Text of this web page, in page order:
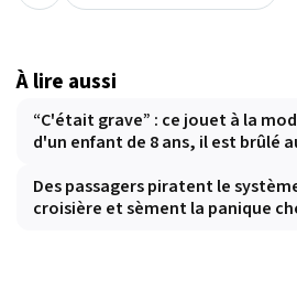
À lire aussi
“C'était grave” : ce jouet à la
d'un enfant de 8 ans, il est brûlé
Des passagers piratent le
croisière et sèment la panique